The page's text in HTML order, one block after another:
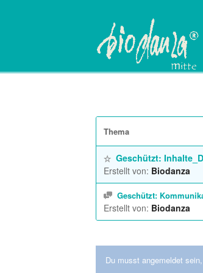
Thema
Geschützt:
Erstellt von: Biodanza
Geschützt:
Erstellt von: Biodanza
Du musst angemeldet